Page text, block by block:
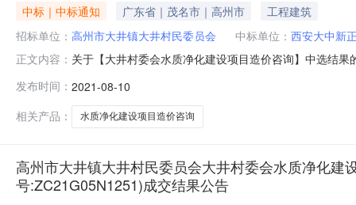
中标｜中标通知 广东省｜茂名市｜高州市
工程建筑
招标单位： 高州市大井镇大井村民委员会 中标单位： 西安大中新
正文内容： 关于【大井村委会水质净化建设项目造价咨询】中选结
井镇大井村民委员会采购项目名称：大井村委会水质净
明：无要求，
发布时间： 2021-08-10
相关产品：
水质净化建设项目造价咨询
高州市大井镇大井村民委员会大井村委会水质净化
号:ZC21G05N1251)成交结果公告